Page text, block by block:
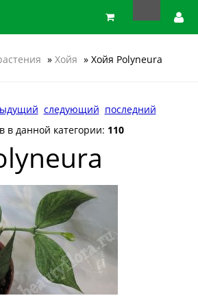
» Хойя » Хойя Polyneura
следующий последний
в данной категории: 110